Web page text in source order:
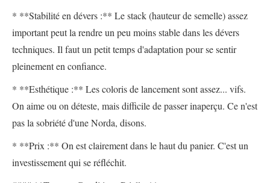
* **Stabilité en dévers :** Le stack (hauteur de semelle) assez
important peut la rendre un peu moins stable dans les dévers
techniques. Il faut un petit temps d'adaptation pour se sentir
pleinement en confiance.
* **Esthétique :** Les coloris de lancement sont assez... vifs.
On aime ou on déteste, mais difficile de passer inaperçu. Ce n'est
pas la sobriété d'une Norda, disons.
* **Prix :** On est clairement dans le haut du panier. C'est un
investissement qui se réfléchit.